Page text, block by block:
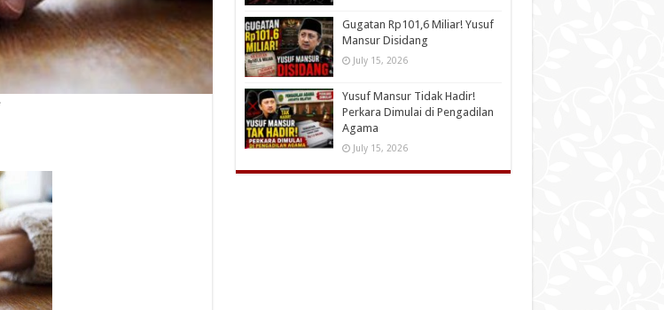
Gugatan Rp101,6 Miliar! Yusuf
Mansur Disidang
July 15, 2026
Yusuf Mansur Tidak Hadir!
Perkara Dimulai di Pengadilan
Agama
July 15, 2026